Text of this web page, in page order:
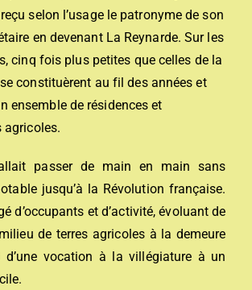
selon l’usage le patronyme de son
en devenant La Reynarde. Sur les
cinq fois plus petites que celles de la
constituèrent au fil des années et
ensemble de résidences et
agricoles.
passer de main en main sans
jusqu’à la Révolution française.
d’occupants et d’activité, évoluant de
de terres agricoles à la demeure
d’une vocation à la villégiature à un